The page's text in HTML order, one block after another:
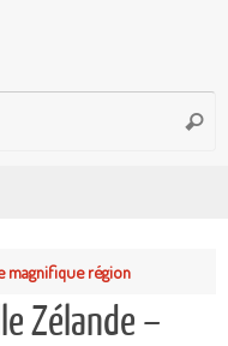
magnifique région
Zélande –